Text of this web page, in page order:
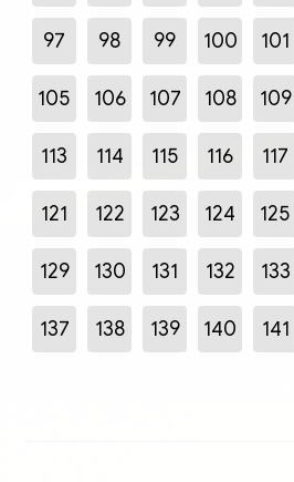
97 98 99 100 101
105 106 107 108 109
113 114 115 116 117
121 122 123 124 125
129 130 131 132 133
137 138 139 140 141